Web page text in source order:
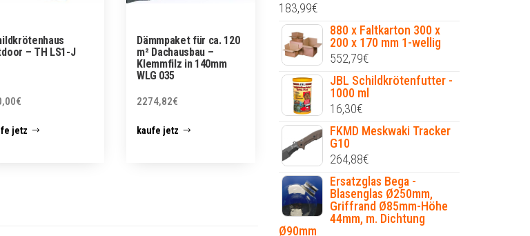
– TH LS1-J
€
jetz
Dämmpaket für ca. 120
m² Dachausbau –
Klemmfilz in 140mm
WLG 035
2274,82€
kaufe jetz
183,99€
880 x Faltkarton 300 x
200 x 170 mm 1-wellig
552,79€
JBL Schildkrötenfutter -
1000 ml
16,30€
FKMD Meskwaki Tracker
G10
264,88€
Ersatzglas Bega -
Blasenglas Ø250mm,
Griffrand Ø85mm-Höhe
44mm, m. Dichtung
Ø90mm